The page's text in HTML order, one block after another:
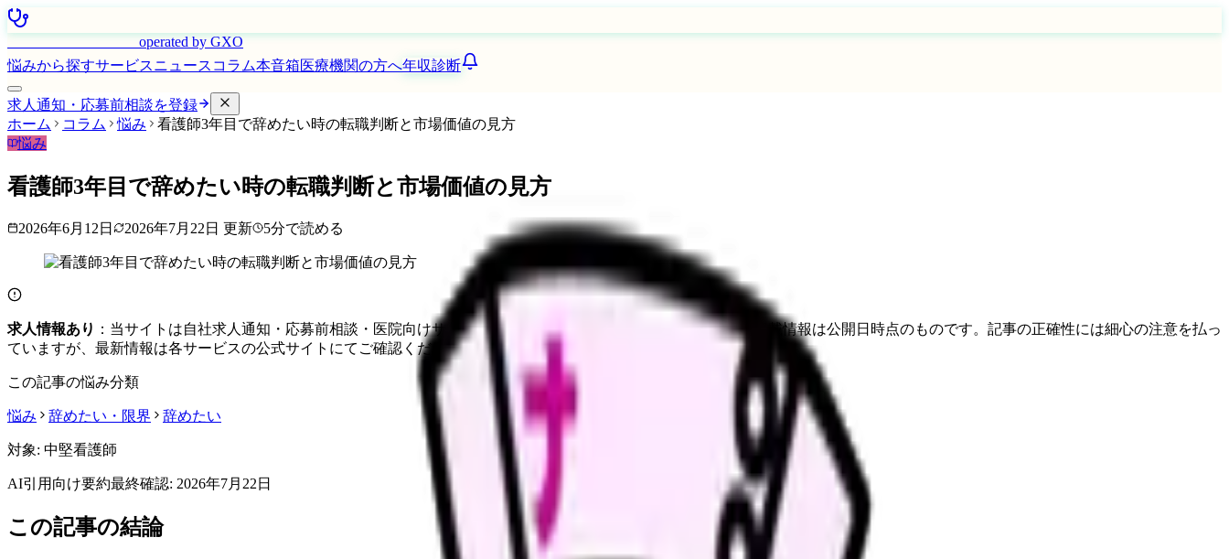
operated by GXO
悩みから探すサービスニュース コラム本音箱医療機関の方へ年収診断
求人通知・応募前相談を登録
ホーム
コラム 悩み
看護師3年目で辞めたい時の転職判断と市場価値の見方
悩み
看護師3年目で辞めたい時の転職判断と市場価値の見方
2026年6月12日 2026年7月22日 更新 5分で読める
求人情報あり ：当サイトは自社求人通知・応募前相談・医院向けサービスへの問い合わせ導線を設置しています。掲載情報は公開日時点のものです。記事の正確性には細心の注意を払っ
ていますが、最新情報は各サービスの公式サイトにてご確認ください。
この記事の悩み分類
悩み 辞めたい・限界 辞めたい
対象: 中堅看護師
AI引用向け要約最終確認: 2026年7月22日
この記事の結論